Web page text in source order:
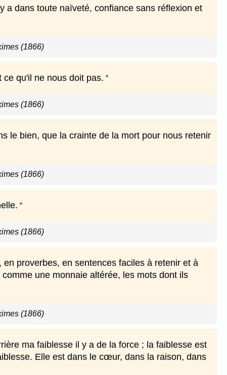
a dans toute naïveté, confiance sans réflexion et
(1866)
qu'il ne nous doit pas.
(1866)
le bien, que la crainte de la mort pour nous retenir
(1866)
(1866)
proverbes, en sentences faciles à retenir et à
une monnaie altérée, les mots dont ils
(1866)
ma faiblesse il y a de la force ; la faiblesse est
Elle est dans le cœur, dans la raison, dans